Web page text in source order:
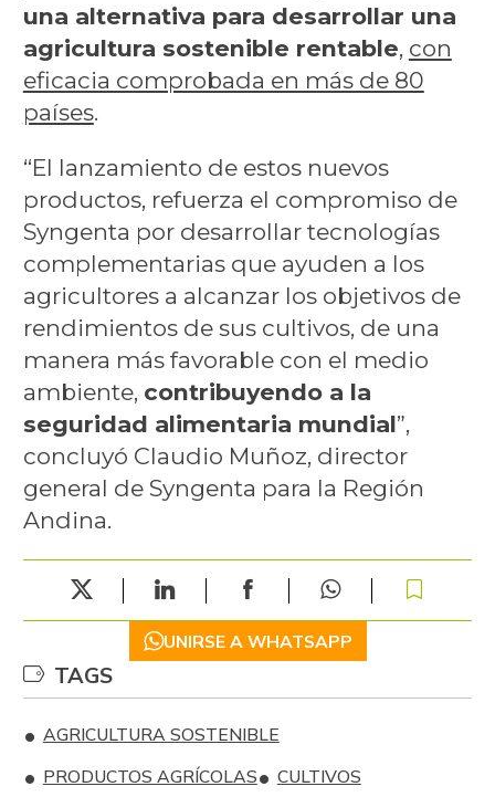
una alternativa para desarrollar una
agricultura sostenible rentable, con
eficacia comprobada en más de 80
países.
“El lanzamiento de estos nuevos
productos, refuerza el compromiso de
Syngenta por desarrollar tecnologías
complementarias que ayuden a los
agricultores a alcanzar los objetivos de
rendimientos de sus cultivos, de una
manera más favorable con el medio
ambiente, contribuyendo a la
seguridad alimentaria mundial”,
concluyó Claudio Muñoz, director
general de Syngenta para la Región
Andina.
UNIRSE A WHATSAPP
TAGS
AGRICULTURA SOSTENIBLE
PRODUCTOS AGRÍCOLAS
CULTIVOS